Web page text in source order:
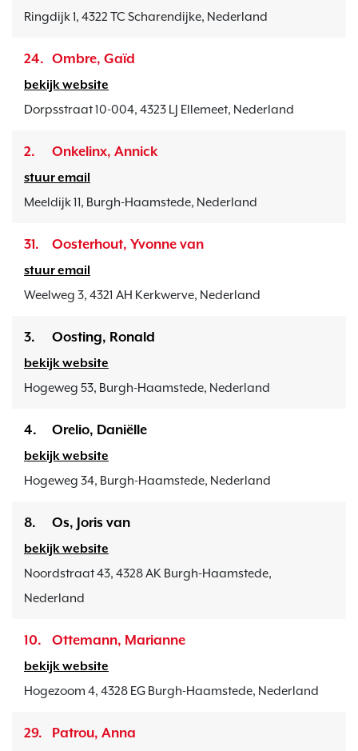
Ringdijk 1, 4322 TC Scharendijke, Nederland
24. Ombre, Gaïd
bekijk website
Dorpsstraat 10-004, 4323 LJ Ellemeet, Nederland
2. Onkelinx, Annick
stuur email
Meeldijk 11, Burgh-Haamstede, Nederland
31. Oosterhout, Yvonne van
stuur email
Weelweg 3, 4321 AH Kerkwerve, Nederland
3. Oosting, Ronald
bekijk website
Hogeweg 53, Burgh-Haamstede, Nederland
4. Orelio, Daniëlle
bekijk website
Hogeweg 34, Burgh-Haamstede, Nederland
8. Os, Joris van
bekijk website
Noordstraat 43, 4328 AK Burgh-Haamstede,
Nederland
10. Ottemann, Marianne
bekijk website
Hogezoom 4, 4328 EG Burgh-Haamstede, Nederland
29. Patrou, Anna